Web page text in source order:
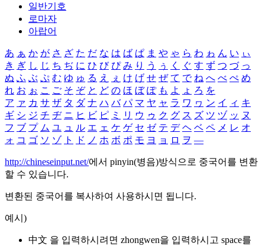
일반기호
로마자
아랍어
あ ぁ か が さ ざ た だ な は ば ぱ ま や ゃ ら わ ゎ ん い ぃ
き ぎ し じ ち ぢ に ひ び ぴ み り う ぅ く ぐ す ず つ づ っ
ぬ ふ ぶ ぷ む ゆ ゅ る え ぇ け げ せ ぜ て で ね へ べ ぺ め
れ お ぉ こ ご そ ぞ と ど の ほ ぼ ぽ も よ ょ ろ を
ア ァ カ サ ザ タ ダ ナ ハ バ パ マ ヤ ャ ラ ワ ヮ ン イ ィ キ
ギ シ ジ チ ヂ ニ ヒ ビ ピ ミ リ ウ ゥ ク グ ス ズ ツ ヅ ッ ヌ
フ ブ プ ム ユ ュ ル エ ェ ケ ゲ セ ゼ テ デ ヘ ベ ペ メ レ オ
ォ コ ゴ ソ ゾ ト ド ノ ホ ボ ポ モ ヨ ョ ロ ヲ ―
http://chineseinput.net/에서 pinyin(병음)방식으로 중국어를 변환
할 수 있습니다.
변환된 중국어를 복사하여 사용하시면 됩니다.
예시)
中文 을 입력하시려면 zhongwen을 입력하시고 space를